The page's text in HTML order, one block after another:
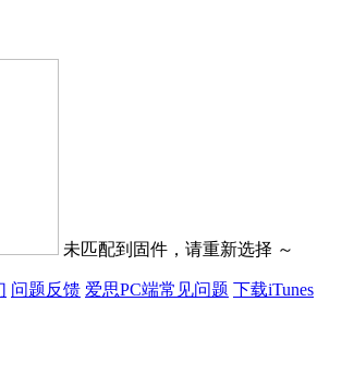
未匹配到固件，请重新选择 ～
问题反馈 爱思PC端常见问题 下载iTunes